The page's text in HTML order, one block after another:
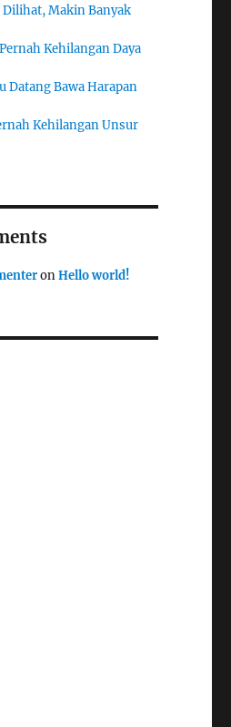
Makin Banyak
Kehilangan Daya
Datang Bawa Harapan
Kehilangan Unsur
onHello world!